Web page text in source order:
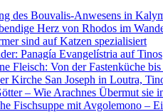
des Bouvalis-Anwesens in
Herz von Rhodos im
sind auf Katzen spezialisiert
Panagía Evangelístria auf Tinos
Fleisch: Von der Fastenküche
Kirche San Joseph in Loutra,
– Wie Arachnes Übermut sie
Fischsuppe mit Avgolemono –